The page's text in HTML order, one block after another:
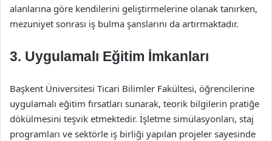
alanlarına göre kendilerini geliştirmelerine olanak tanırken,
mezuniyet sonrası iş bulma şanslarını da artırmaktadır.
3. Uygulamalı Eğitim İmkanları
Başkent Üniversitesi Ticari Bilimler Fakültesi, öğrencilerine
uygulamalı eğitim fırsatları sunarak, teorik bilgilerin pratiğe
dökülmesini teşvik etmektedir. İşletme simülasyonları, staj
programları ve sektörle iş birliği yapılan projeler sayesinde